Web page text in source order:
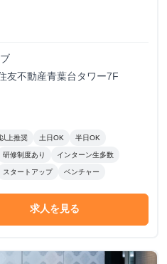
友不動産青葉台タワー7F
上推奨 土日OK 半日OK
研修制度あり インターン生多数
スタートアップ ベンチャー
求人を見る